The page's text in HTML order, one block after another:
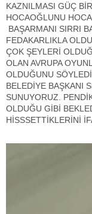
KAZNILMASI GÜÇ
HOCAOĞLUNU
BAŞARMANI SIRRI
FEDAKARLIKLA
ÇOK ŞEYLERİ
OLAN AVRUPA
OLDUĞUNU
BELEDİYE BAŞKANI
SUNUYORUZ.
OLDUĞU GİBİ
HİSSSETTİKLERİNİ